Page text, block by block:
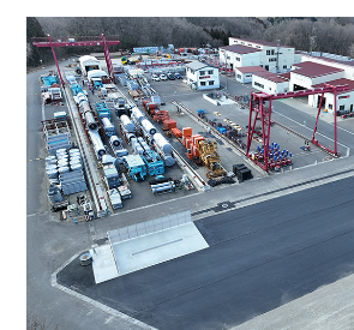
Topics 社内活動
お知らせ 広報誌
関連リンク プラ